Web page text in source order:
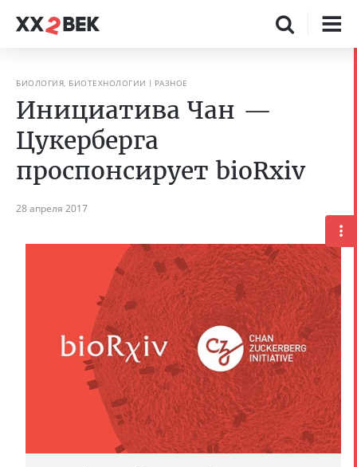
БИОЛОГИЯ, БИОТЕХНОЛОГИИ РАЗНОЕ
Инициатива Чан —
Цукерберга
проспонсирует bioRxiv
28 апреля 2017